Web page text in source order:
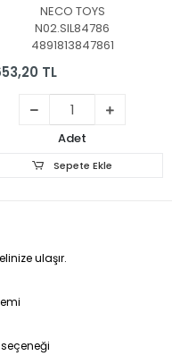
NECO TOYS
N02.SIL84786
4891813847861
TL
Adet
Sepete Ekle
ulaşır.